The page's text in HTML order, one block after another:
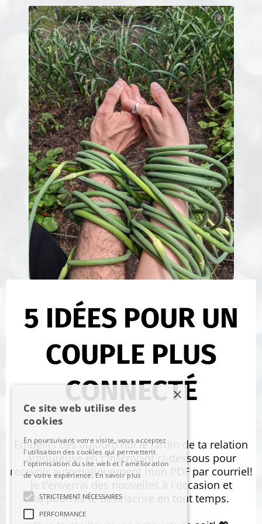
5 IDÉES POUR UN
COUPLE PLUS
CONNECTÉ
Embellis dès aujourd'hui le jardin de ta relation
amoureuse en t'inscrivant ci-dessous pour
recevoir automatiquement mon PDF par courriel!
Je t'enverrai des nouvelles à l'occasion et
tu pourras te désinscrire en tout temps.
×
Ce site web utilise des
cookies
En poursuivant votre visite, vous acceptez
l'utilisation des cookies qui permettent
l'optimisation du site web et l'amélioration
de votre expérience.En savoir plus
STRICTEMENT NÉCESSAIRES
PERFORMANCE